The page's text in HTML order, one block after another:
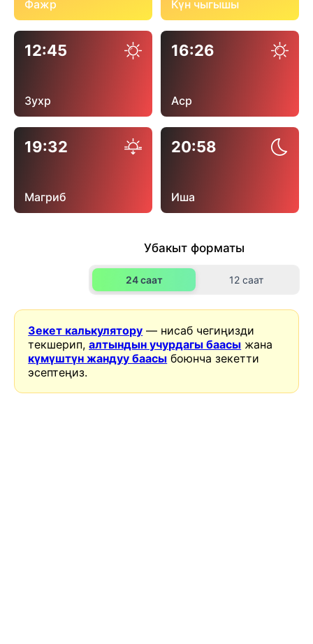
Фажр Күн чыгышы
12:45
Зухр
16:26
Аср
19:32
Магриб
20:58
Иша
Убакыт форматы
24 саат 12 саат
Зекет калькулятору — нисаб чегиңизди
текшерип,алтындын учурдагы баасы жана
күмүштүн жандуу баасы боюнча зекетти
эсептеңиз.